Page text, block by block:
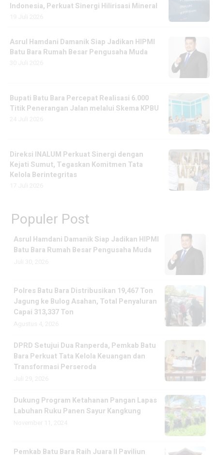
Indonesia, Perkuat Sinergi Hilirisasi Mineral
Asrul Hamdani Damanik Siap Jadikan HIPMI
Batu Bara Rumah Besar Pengusaha Muda
Bupati Batu Bara Percepat Realisasi 6.000
Titik Penerangan Jalan melalui Skema KPBU
Direksi INALUM Perkuat Sinergi dengan
Kejati Sumut, Tegaskan Komitmen Tata
Kelola Berintegritas
Populer Post
Asrul Hamdani Damanik Siap Jadikan HIPMI
Batu Bara Rumah Besar Pengusaha Muda
Polres Batu Bara Distribusikan 19,467 Ton
Jagung ke Bulog Asahan, Total Penyaluran
Capai 313,337 Ton
DPRD Setujui Dua Ranperda, Pemkab Batu
Bara Perkuat Tata Kelola Keuangan dan
Transformasi Perseroda
Dukung Program Ketahanan Pangan Lapas
Labuhan Ruku Panen Sayur Kangkung
Pemkab Batu Bara Raih Juara II Paviliun